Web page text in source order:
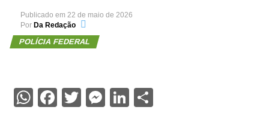
Publicado em 22 de maio de 2026
Por Da Redação
POLÍCIA FEDERAL
WhatsApp
Facebook
Twitter
Messenger
LinkedIn
Share